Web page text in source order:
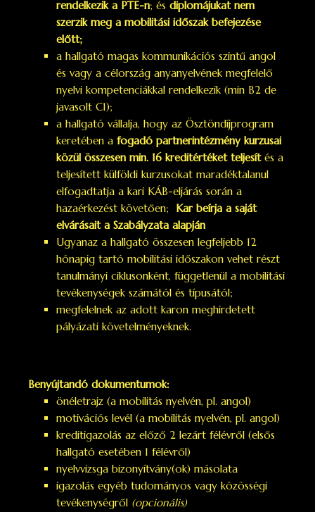
rendelkezik a PTE-n; és diplomájukat nem
szerzik meg a mobilitási időszak befejezése
előtt;
a hallgató magas kommunikációs szintű angol
és vagy a célország anyanyelvének megfelelő
nyelvi kompetenciákkal rendelkezik (min B2 de
javasolt C1);
a hallgató vállalja, hogy az Ösztöndíjprogram
keretében a fogadó partnerintézmény kurzusai
közül összesen min. 16 kreditértéket teljesítés a
teljesített külföldi kurzusokat maradéktalanul
elfogadtatja a kari KÁB-eljárás során a
hazaérkezést követően; Kar beírja a saját
elvárásait a Szabályzata alapján
Ugyanaz a hallgató összesen legfeljebb 12
hónapig tartó mobilitási időszakon vehet részt
tanulmányi ciklusonként, függetlenül a mobilitási
tevékenységek számától és típusától;
megfelelnek az adott karon meghirdetett
pályázati követelményeknek.
Benyújtandó dokumentumok:
önéletrajz (a mobilitás nyelvén, pl. angol)
motivációs levél (a mobilitás nyelvén, pl. angol)
kreditigazolás az előző 2 lezárt félévről (elsős
hallgató esetében 1 félévről)
nyelvvizsga bizonyítvány(ok) másolata
igazolás egyéb tudományos vagy közösségi
tevékenységről (opcionális)